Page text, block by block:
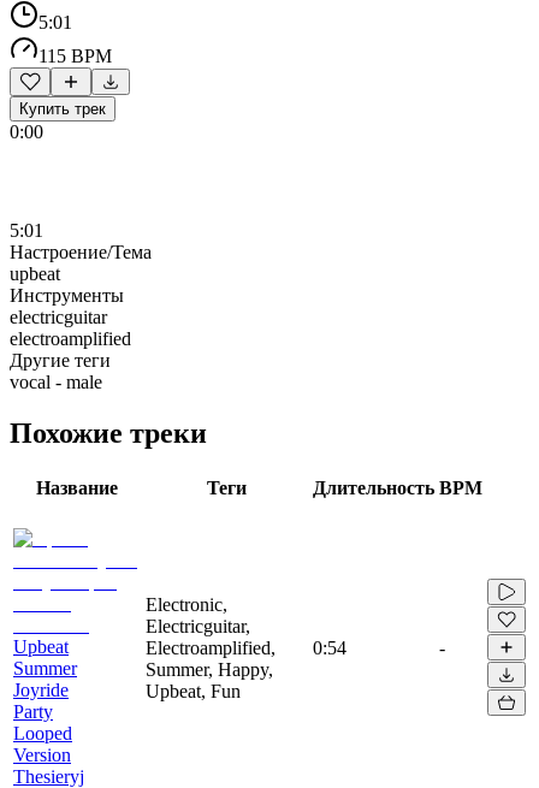
5:01
115 BPM
Купить трек
0:00
5:01
Настроение/Тема
upbeat
Инструменты
electricguitar
electroamplified
Другие теги
vocal - male
Похожие треки
Название Теги Длительность BPM
Upbeat
Summer
Joyride
Party
Looped
Version
Thesieryj
Electronic,
Electricguitar,
Electroamplified,
Summer, Happy,
Upbeat, Fun
0:54 -